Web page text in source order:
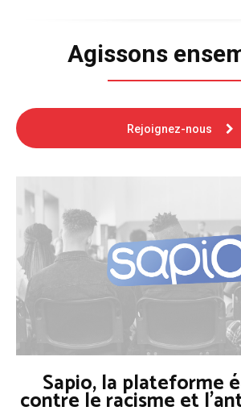
Agissons
Rejoignez-nous
Sapio, la plateforme
contre le racisme et